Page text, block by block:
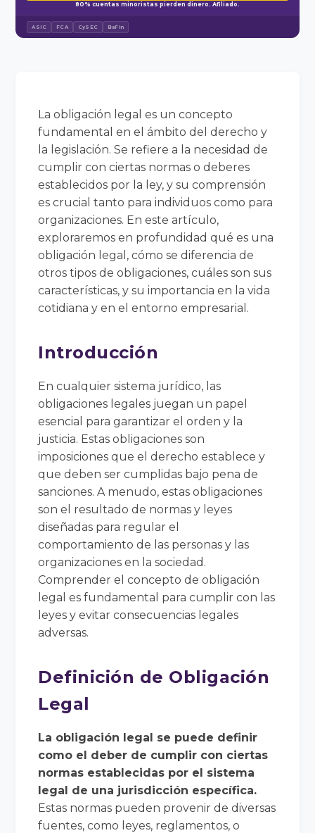
80% cuentas minoristas pierden dinero. Afiliado.
ASIC FCA CySEC BaFin
La obligación legal es un concepto
fundamental en el ámbito del derecho y
la legislación. Se refiere a la necesidad de
cumplir con ciertas normas o deberes
establecidos por la ley, y su comprensión
es crucial tanto para individuos como para
organizaciones. En este artículo,
exploraremos en profundidad qué es una
obligación legal, cómo se diferencia de
otros tipos de obligaciones, cuáles son sus
características, y su importancia en la vida
cotidiana y en el entorno empresarial.
Introducción
En cualquier sistema jurídico, las
obligaciones legales juegan un papel
esencial para garantizar el orden y la
justicia. Estas obligaciones son
imposiciones que el derecho establece y
que deben ser cumplidas bajo pena de
sanciones. A menudo, estas obligaciones
son el resultado de normas y leyes
diseñadas para regular el
comportamiento de las personas y las
organizaciones en la sociedad.
Comprender el concepto de obligación
legal es fundamental para cumplir con las
leyes y evitar consecuencias legales
adversas.
Definición de Obligación
Legal
La obligación legal se puede definir
como el deber de cumplir con ciertas
normas establecidas por el sistema
legal de una jurisdicción específica.
Estas normas pueden provenir de diversas
fuentes, como leyes, reglamentos, o